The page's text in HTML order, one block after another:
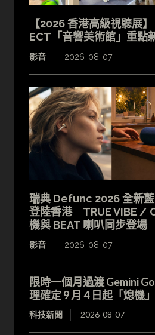
【2026 香港高級視聽展】
ECT「音響美術館」重點
影音 2026-08-07
瑞典 Defunc 2026 全新藍
登陸香港 TRUE VIBE /
機與 BEAT 喇叭同步登場
影音 2026-08-07
限時一個月過渡 Gemini
理確定 9 月 4 日起「熄機」
科技新聞 2026-08-07